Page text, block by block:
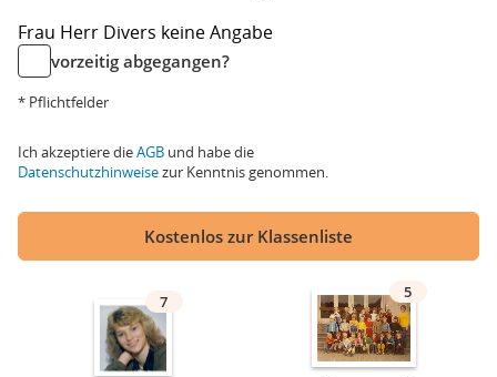
Frau Herr Divers keine Angabe
vorzeitig abgegangen?
* Pflichtfelder
Ich akzeptiere dieAGB und habe die
Datenschutzhinweisezur Kenntnis genommen.
Kostenlos zur Klassenliste
7 5